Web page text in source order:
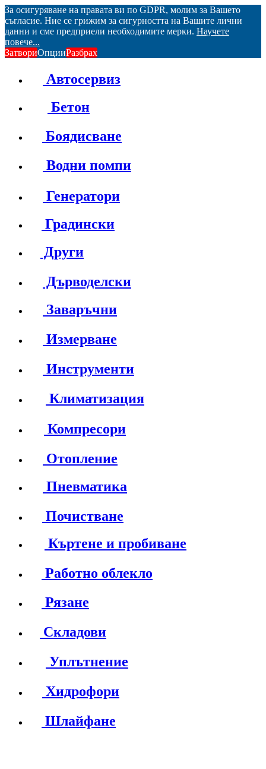
За осигуряване на правата ви по GDPR, молим за Вашето
съгласие. Ние се грижим за сигурността на Вашите лични
данни и сме предприели необходимите мерки. Научете
повече...
ЗатвориОпцииРазбрах
Автосервиз
Бетон
Боядисване
Водни помпи
Генератори
Градински
Други
Дърводелски
Заваръчни
Измерване
Инструменти
Климатизация
Компресори
Отопление
Пневматика
Почистване
Къртене и пробиване
Работно облекло
Рязане
Складови
Уплътнение
Хидрофори
Шлайфане